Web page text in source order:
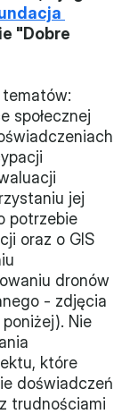
"Dobre
tematów:
społecznej
jej
potrzebie
oraz o GIS
dronów
- zdjęcia
Nie
które
doświadczeń
trudnościami